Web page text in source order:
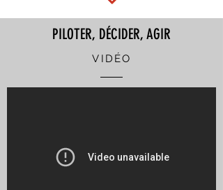
PILOTER, DÉCIDER, AGIR
VIDÉO